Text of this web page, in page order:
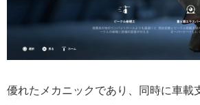
優れたメカニックであり、同時に車載